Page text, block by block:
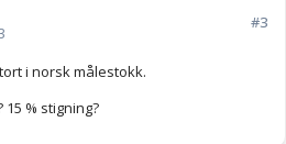
#3
i norsk målestokk.
% stigning?